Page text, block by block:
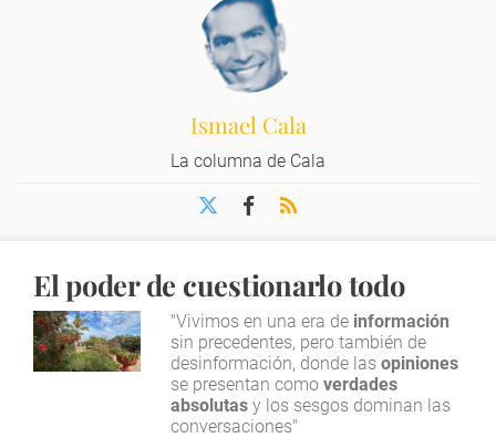
Ismael Cala
La columna de Cala
El poder de cuestionarlo todo
"Vivimos en una era de información
sin precedentes, pero también de
desinformación, donde lasopiniones
se presentan comoverdades
absolutas y los sesgos dominan las
conversaciones"